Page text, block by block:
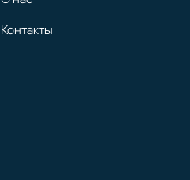
Контакты